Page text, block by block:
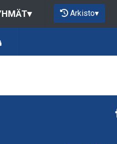
▾ Arkisto▾